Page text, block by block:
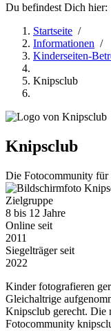
Du befindest Dich hier:
Startseite /
Informationen /
Kinderseiten-
Knipsclub
Knipsclub
Die Fotocommunity
Zielgruppe
8 bis 12 Jahre
Online seit
2011
Siegelträger seit
2022
Kinder fotografieren
Gleichaltrige
Knipsclub gerecht. Die
Fotocommunity